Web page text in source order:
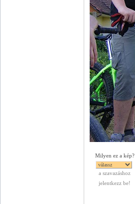
Milyen ez a kép?
a szavazáshoz
jelentkezz be!